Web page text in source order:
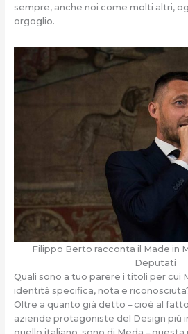
sempre, anche noi come molti altri,
orgoglio.
Filippo Berto racconta il Made in
Deputati
Quali sono a tuo parere i titoli per cui
identità specifica, nota e
Oltre a quanto già detto – cioè al
aziende protagoniste del Design più